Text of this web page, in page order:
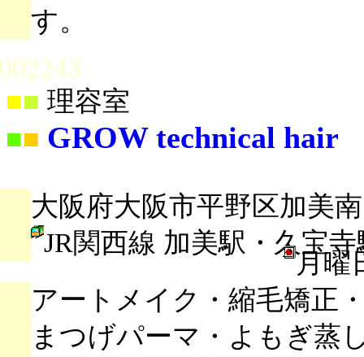
す。
■ 理容室
■■ GROW technical hair
大阪府大阪市平野区加美
JR関西線 加美駅・久宝寺
月曜
アートメイク・縮毛矯正
まつげパーマ・よもぎ蒸